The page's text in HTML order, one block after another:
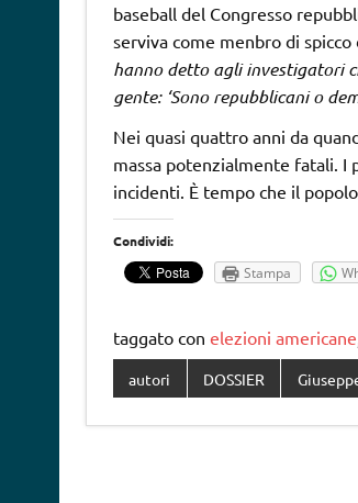
baseball del Congresso
serviva come menbro di spicco
hanno detto agli investigatori
gente: ‘Sono repubblicani o
Nei quasi quattro anni da
massa potenzialmente fatali. I
incidenti. È tempo che il
Condividi:
Stampa
taggato con elezioni americane
autori DOSSIER